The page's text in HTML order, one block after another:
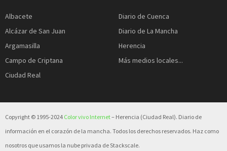
Albacete
Alcázar de San Juan
Argamasilla
Campo de Criptana
Ciudad Real
Diario de Cuenca
Diario de La Mancha
Herencia
Más medios locales...
Copyright © 1995-2024 Color vivo Internet– Herencia (Ciudad Real). Diario de
información en el corazón de la mancha. Todos los derechos reservados. Haz como
nosotros que usamos la nube privada de Stackscale.